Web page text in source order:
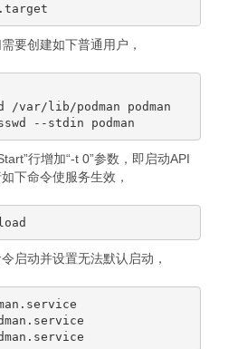
要创建如下普通用户，
/var/lib/podman podman
行增加“-t 0”参数，即启动API
下命令使服务生效，
启动并设置无法默认启动，